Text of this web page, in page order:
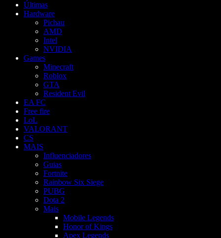
Últimas
Hardware
Pichau
AMD
Intel
NVIDIA
Games
Minecraft
Roblox
GTA
Resident Evil
EA FC
Free fire
LoL
VALORANT
CS
MAIS
Influenciadores
Guias
Fortnite
Rainbow Six Siege
PUBG
Dota 2
Mais
Mobile Legends
Honor of Kings
Apex Legends